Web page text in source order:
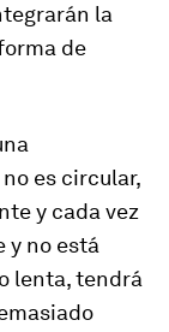
la
de
es circular,
y cada vez
y no está
lenta, tendrá